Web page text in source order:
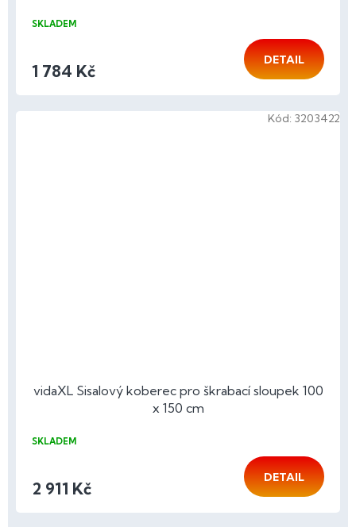
SKLADEM
1 784 Kč
DETAIL
vidaXL Sisalový koberec pro škrabací sloupek 100
x 150 cm
SKLADEM
2 911 Kč
DETAIL
Kód: 3203422